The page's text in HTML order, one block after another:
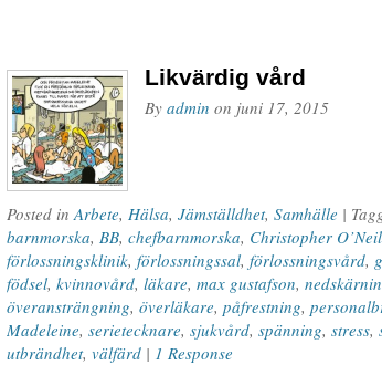
Likvärdig vård
By admin on juni 17, 2015
Posted inArbete, Hälsa, Jämställdhet, Samhälle |
barnmorska, BB, chefbarnmorska, Christopher
förlossningsklinik, förlossningssal, förlossningsvård,
födsel, kvinnovård, läkare, max gustafson,
överansträngning, överläkare, påfrestning,
Madeleine, serietecknare, sjukvård, spänning, stress,
utbrändhet, välfärd | 1 Response